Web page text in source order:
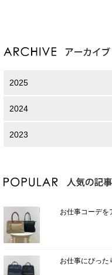
2025
2024
2023
お仕事コーデ
お仕事にぴっ